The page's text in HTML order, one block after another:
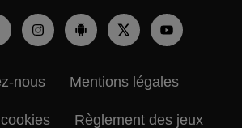
nous Mentions légales
Règlement des jeux